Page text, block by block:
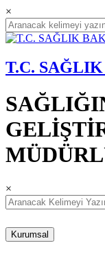
×
T.C.
×
Kurumsal